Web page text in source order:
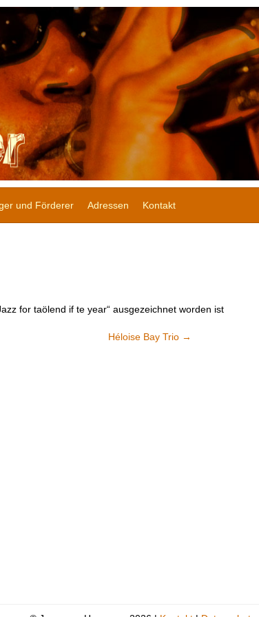
und Förderer Adressen Kontakt
for taölend if te year“ ausgezeichnet worden ist
Héloise Bay Trio →